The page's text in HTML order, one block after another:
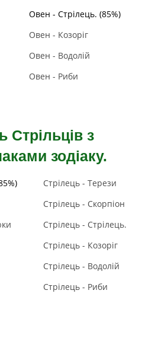
Овен - Стрілець. (85%)
Овен - Козоріг
Овен - Водолій
Овен - Риби
Стрільців з
зодіаку.
Стрілець - Терези
Стрілець - Скорпіон
Стрілець - Стрілець.
Стрілець - Козоріг
Стрілець - Водолій
Стрілець - Риби